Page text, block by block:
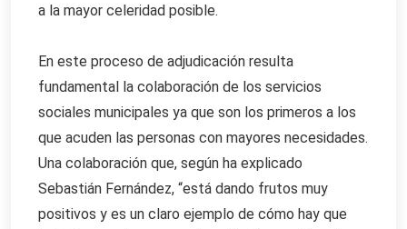
a la mayor celeridad posible.
En este proceso de adjudicación resulta
fundamental la colaboración de los servicios
sociales municipales ya que son los primeros a los
que acuden las personas con mayores necesidades.
Una colaboración que, según ha explicado
Sebastián Fernández, “está dando frutos muy
positivos y es un claro ejemplo de cómo hay que